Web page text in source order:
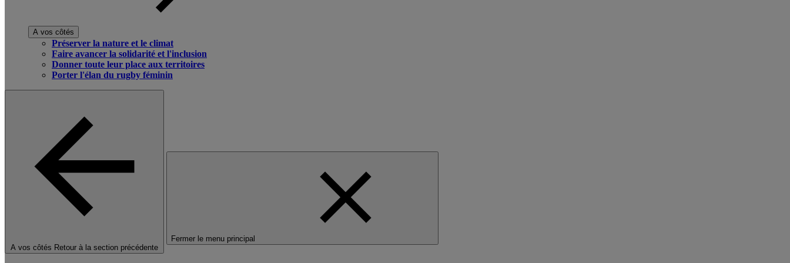
A vos côtés
Préserver la nature et le climat
Faire avancer la solidarité et l'inclusion
Donner toute leur place aux territoires
Porter l'élan du rugby féminin
A vos côtés Retour à la section précédente
Fermer le menu principal